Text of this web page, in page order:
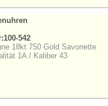
542
18kt 750 Gold Savonette
1A / Kaliber 43